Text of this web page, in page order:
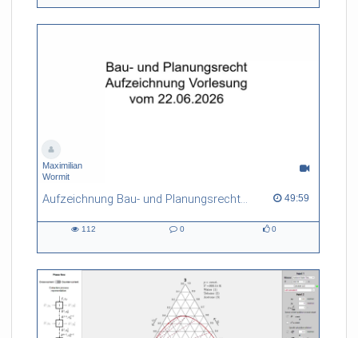
Maximilian
Wormit
Aufzeichnung Bau- und Planungsrecht v. 22.06.2026 49:59
49:59 duration
112
0
0